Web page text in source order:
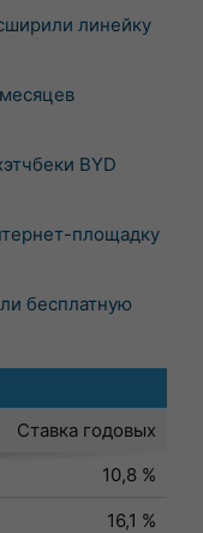
линейку
BYD
площадку
бесплатную
Ставка годовых
10,8 %
16,1 %